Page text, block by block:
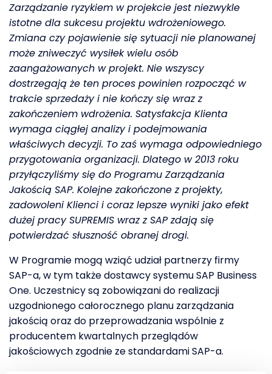
Zarządzanie ryzykiem w projekcie jest niezwykle
istotne dla sukcesu projektu wdrożeniowego.
Zmiana czy pojawienie się sytuacji nie planowanej
może zniweczyć wysiłek wielu osób
zaangażowanych w projekt. Nie wszyscy
dostrzegają że ten proces powinien rozpocząć w
trakcie sprzedaży i nie kończy się wraz z
zakończeniem wdrożenia. Satysfakcja Klienta
wymaga ciągłej analizy i podejmowania
właściwych decyzji. To zaś wymaga odpowiedniego
przygotowania organizacji. Dlatego w 2013 roku
przyłączyliśmy się do Programu Zarządzania
Jakością SAP. Kolejne zakończone z projekty,
zadowoleni Klienci i coraz lepsze wyniki jako efekt
dużej pracy SUPREMIS wraz z SAP zdają się
potwierdzać słuszność obranej drogi.
W Programie mogą wziąć udział partnerzy firmy
SAP-a, w tym także dostawcy systemu SAP Business
One. Uczestnicy są zobowiązani do realizacji
uzgodnionego całorocznego planu zarządzania
jakością oraz do przeprowadzania wspólnie z
producentem kwartalnych przeglądów
jakościowych zgodnie ze standardami SAP-a.